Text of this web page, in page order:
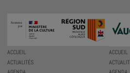
ACCUEIL
ACTUALITÉS
ACCUEIL